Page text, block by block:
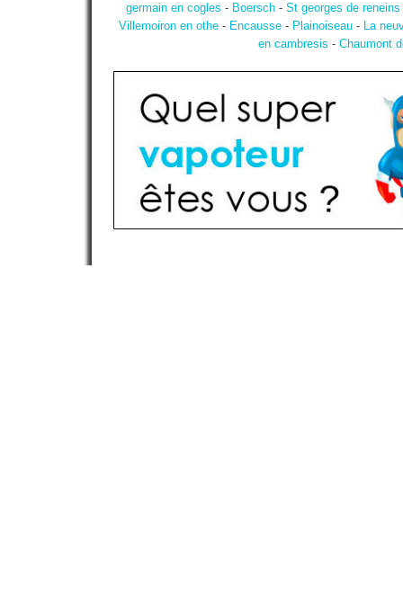
germain en cogles - Boersch- St georges de reneins
Villemoiron en othe- Encausse- Plainoiseau- La
en cambresis - Chaumont